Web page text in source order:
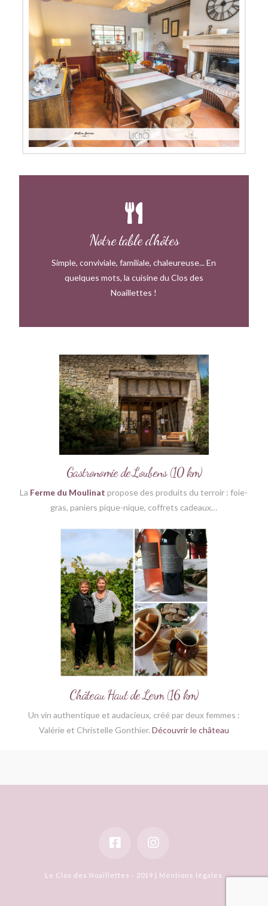
Notre table d'hôtes
Simple, conviviale, familiale, chaleureuse... En
quelques mots, la cuisine du Clos des
Noaillettes !
Notre table d'hôtes
Contactez-nous
Gastronomie de Loubens (10 km)
La Ferme du Moulinat propose des produits du terroir : foie-
gras, paniers pique-nique, coffrets cadeaux…
Château Haut de Lerm (16 km)
Un vin authentique et audacieux, créé par deux femmes :
Valérie et Christelle Gonthier. Découvrir le château
Le Clos des Noaillettes - 2019 | Mentions légales